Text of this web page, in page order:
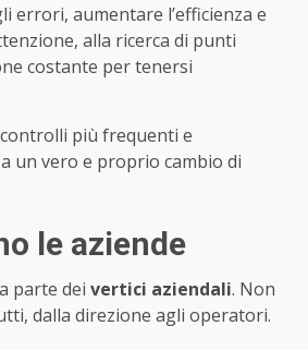
errori, aumentare l’efficienza e
alla ricerca di punti
costante per tenersi
più frequenti e
un vero e proprio cambio di
le aziende
parte dei vertici aziendali. Non
dalla direzione agli operatori.